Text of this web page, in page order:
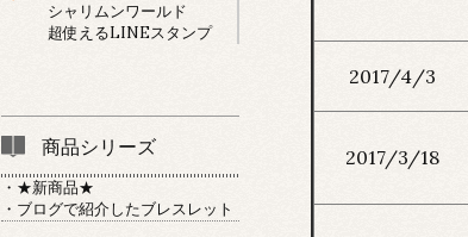
2017/4/3
2017/3/18
シャリムンワールド
超使えるLINEスタンプ
商品シリーズ
・★新商品★
・ブログで紹介したブレスレット